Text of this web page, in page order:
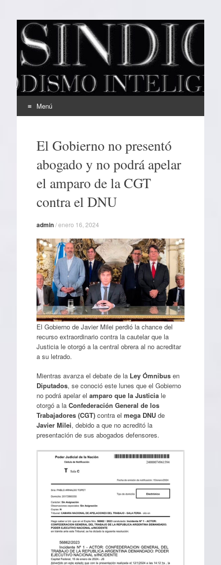
EL SINDICAL
Periodismo Inteligente
Menú
contenidoEl Gobierno no presentó
abogado y no podrá apelar
el amparo de la CGT
contra el DNU
admin/enero 16, 2024
El Gobierno de Javier Milei perdió la chance del
recurso extraordinario contra la cautelar que la
Justicia le otorgó a la central obrera al no acreditar
a su letrado.
Mientras avanza el debate de la Ley Ómnibus en
Diputados, se conoció este lunes que el Gobierno
no podrá apelar el amparo que la Justiciale
otorgó a la Confederación General de los
Trabajadores (CGT) contra el mega DNU de
Javier Milei, debido a que no acreditó la
presentación de sus abogados defensores.